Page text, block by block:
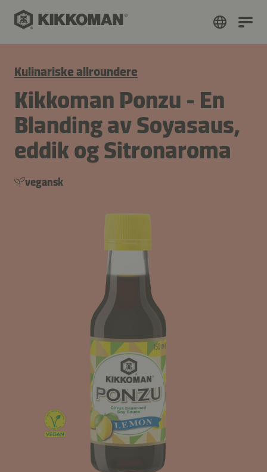
Kulinariske allroundere
Kikkoman Ponzu - En
Blanding av Soyasaus,
eddik og Sitronaroma
vegansk